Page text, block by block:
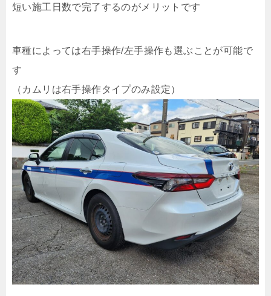
短い施工日数で完了するのがメリットです
車種によっては右手操作/左手操作も選ぶことが可能で
す
（カムリは右手操作タイプのみ設定）